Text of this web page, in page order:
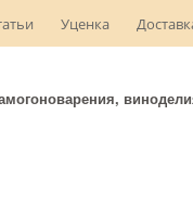
Уценка